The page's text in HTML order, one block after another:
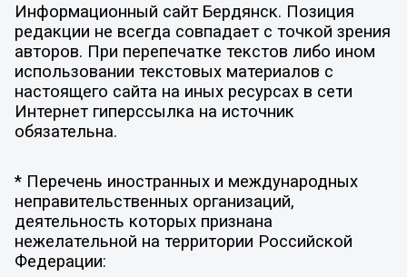
Информационный сайт Бердянск. Позиция
редакции не всегда совпадает с точкой зрения
авторов. При перепечатке текстов либо ином
использовании текстовых материалов с
настоящего сайта на иных ресурсах в сети
Интернет гиперссылка на источник
обязательна.
* Перечень иностранных и международных
неправительственных организаций,
деятельность которых признана
нежелательной на территории Российской
Федерации: